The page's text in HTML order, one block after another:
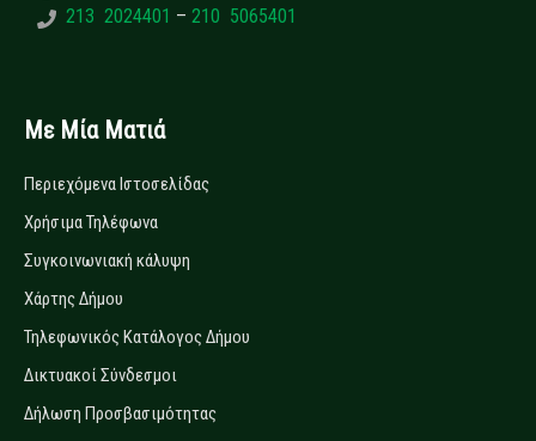
213 2024401 – 210 5065401
Με Μία Ματιά
Περιεχόμενα Ιστοσελίδας
Χρήσιμα Τηλέφωνα
Συγκοινωνιακή κάλυψη
Χάρτης Δήμου
Τηλεφωνικός Κατάλογος Δήμου
Δικτυακοί Σύνδεσμοι
Δήλωση Προσβασιμότητας